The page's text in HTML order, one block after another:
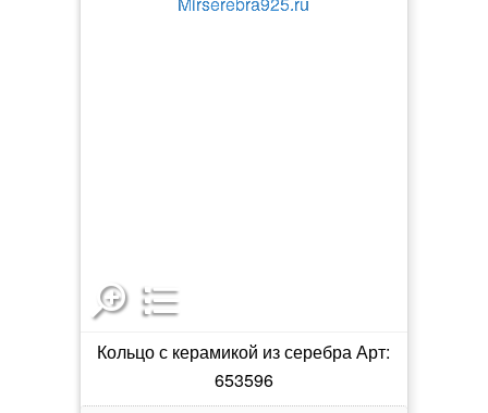
Кольцо с керамикой из серебра Арт:
653596